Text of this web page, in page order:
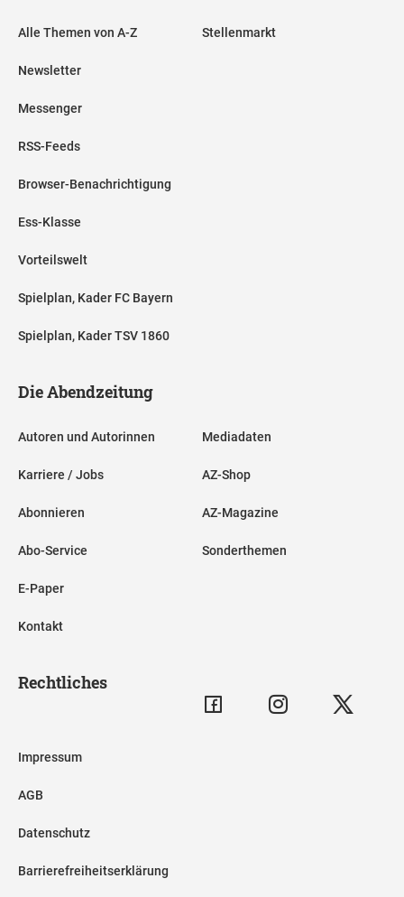
Alle Themen von A-Z
Newsletter
Messenger
RSS-Feeds
Browser-Benachrichtigung
Ess-Klasse
Vorteilswelt
Spielplan, Kader FC Bayern
Spielplan, Kader TSV 1860
Stellenmarkt
Die Abendzeitung
Autoren und Autorinnen
Karriere / Jobs
Abonnieren
Abo-Service
E-Paper
Kontakt
Mediadaten
AZ-Shop
AZ-Magazine
Sonderthemen
Rechtliches
Impressum
AGB
Datenschutz
Barrierefreiheitserklärung